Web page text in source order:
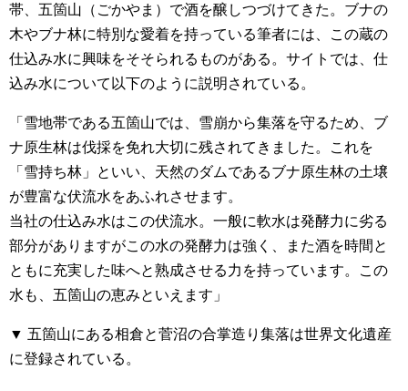
帯、五箇山（ごかやま）で酒を醸しつづけてきた。ブナの
木やブナ林に特別な愛着を持っている筆者には、この蔵の
仕込み水に興味をそそられるものがある。サイトでは、仕
込み水について以下のように説明されている。
「雪地帯である五箇山では、雪崩から集落を守るため、ブ
ナ原生林は伐採を免れ大切に残されてきました。これを
「雪持ち林」といい、天然のダムであるブナ原生林の土壌
が豊富な伏流水をあふれさせます。
当社の仕込み水はこの伏流水。一般に軟水は発酵力に劣る
部分がありますがこの水の発酵力は強く、また酒を時間と
ともに充実した味へと熟成させる力を持っています。この
水も、五箇山の恵みといえます」
▼ 五箇山にある相倉と菅沼の合掌造り集落は世界文化遺産
に登録されている。